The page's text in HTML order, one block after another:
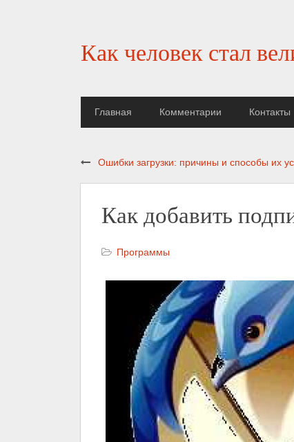
Как человек стал
Главная Комментарии Контакты
Ошибки загрузки: причины и способы их
Как добавить
Программы